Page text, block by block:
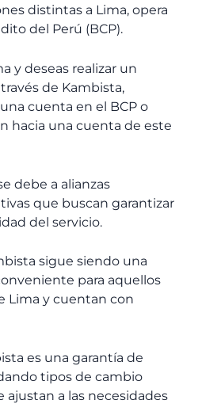
distintas a Lima, opera
del Perú (BCP).
y deseas realizar un
de Kambista,
cuenta en el BCP o
hacia una cuenta de este
debe a alianzas
que buscan garantizar
del servicio.
sigue siendo una
para aquellos
Lima y cuentan con
es una garantía de
tipos de cambio
a las necesidades